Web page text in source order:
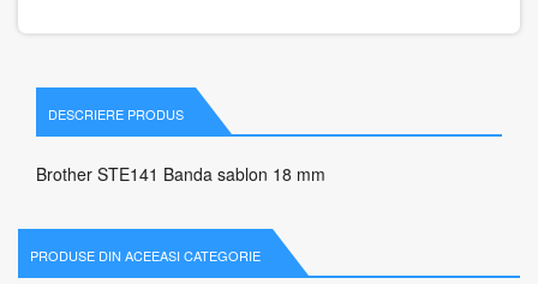
DESCRIERE PRODUS
Brother STE141 Banda sablon 18 mm
PRODUSE DIN ACEEASI CATEGORIE